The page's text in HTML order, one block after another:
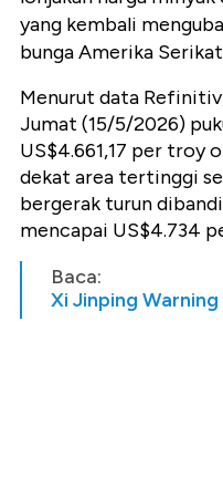
yang kembali
bunga Amerika
Menurut data
Jumat (15/5/2026)
US$4.661,17 per troy
dekat area tertinggi
bergerak turun
mencapai US$4.734
Baca:
Xi Jinping